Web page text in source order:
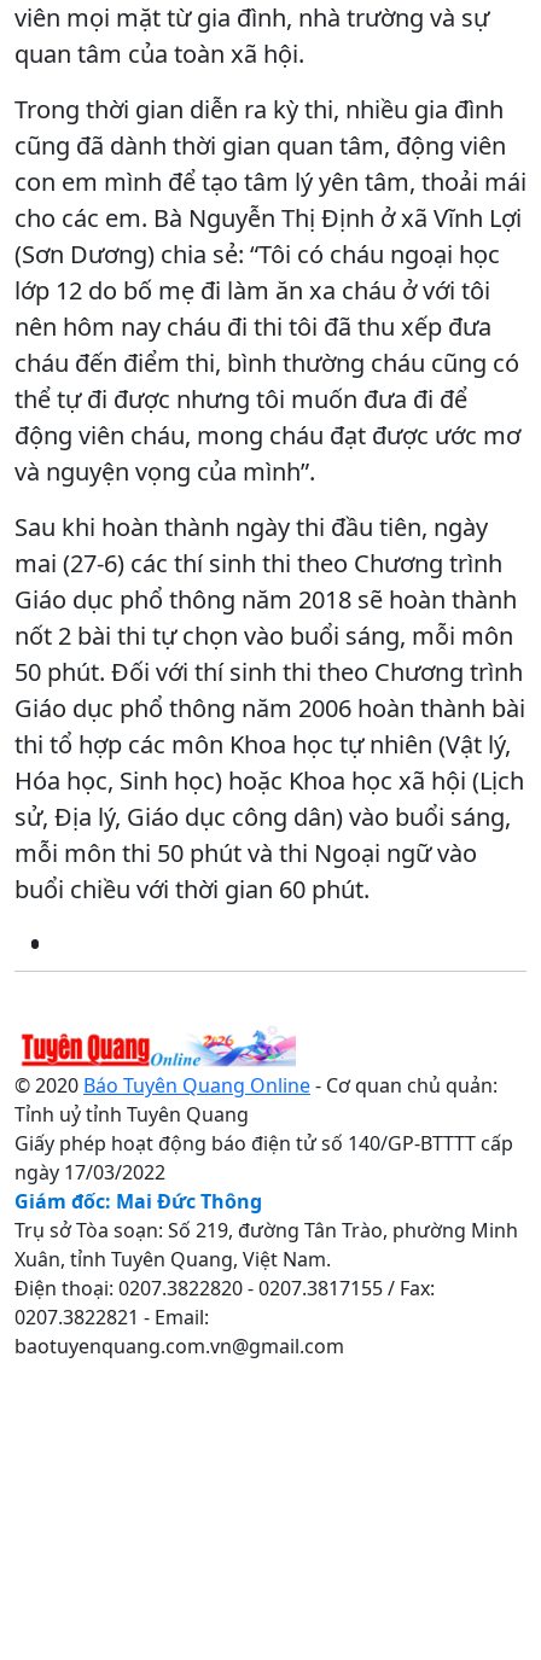
viên mọi mặt từ gia đình, nhà trường và sự
quan tâm của toàn xã hội.
Trong thời gian diễn ra kỳ thi, nhiều gia đình
cũng đã dành thời gian quan tâm, động viên
con em mình để tạo tâm lý yên tâm, thoải mái
cho các em. Bà Nguyễn Thị Định ở xã Vĩnh Lợi
(Sơn Dương) chia sẻ: “Tôi có cháu ngoại học
lớp 12 do bố mẹ đi làm ăn xa cháu ở với tôi
nên hôm nay cháu đi thi tôi đã thu xếp đưa
cháu đến điểm thi, bình thường cháu cũng có
thể tự đi được nhưng tôi muốn đưa đi để
động viên cháu, mong cháu đạt được ước mơ
và nguyện vọng của mình”.
Sau khi hoàn thành ngày thi đầu tiên, ngày
mai (27-6) các thí sinh thi theo Chương trình
Giáo dục phổ thông năm 2018 sẽ hoàn thành
nốt 2 bài thi tự chọn vào buổi sáng, mỗi môn
50 phút. Đối với thí sinh thi theo Chương trình
Giáo dục phổ thông năm 2006 hoàn thành bài
thi tổ hợp các môn Khoa học tự nhiên (Vật lý,
Hóa học, Sinh học) hoặc Khoa học xã hội (Lịch
sử, Địa lý, Giáo dục công dân) vào buổi sáng,
mỗi môn thi 50 phút và thi Ngoại ngữ vào
buổi chiều với thời gian 60 phút.
© 2020 Báo Tuyên Quang Online- Cơ quan chủ quản:
Tỉnh uỷ tỉnh Tuyên Quang
Giấy phép hoạt động báo điện tử số 140/GP-BTTTT cấp
ngày 17/03/2022
Giám đốc: Mai Đức Thông
Trụ sở Tòa soạn: Số 219, đường Tân Trào, phường Minh
Xuân, tỉnh Tuyên Quang, Việt Nam.
Điện thoại: 0207.3822820 - 0207.3817155 / Fax:
0207.3822821 - Email:
baotuyenquang.com.vn@gmail.com